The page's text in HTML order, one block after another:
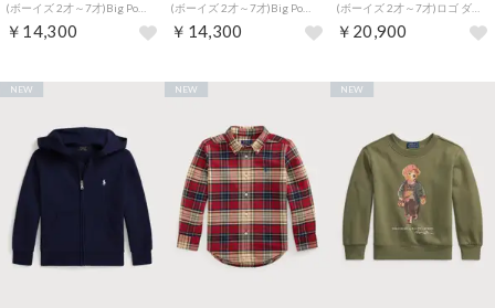
(ボーイズ 2才～7才)Big Pony フリース ジョガー パンツ （410ネイビー）
￥14,300
(ボーイズ 2才～7才)Big Pony フリース ジョガー パンツ （020グレー）
￥14,300
(ボーイズ 2才～7才)ロゴ ダブルニット トラック ジャケット （300グリーン）
￥20,900
NEW NEW NEW